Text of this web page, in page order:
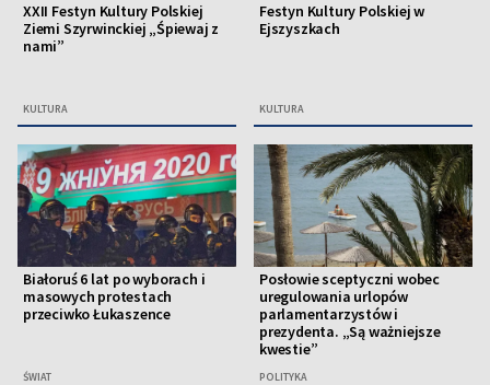
XXII Festyn Kultury Polskiej
Ziemi Szyrwinckiej „Śpiewaj z
nami”
KULTURA
Festyn Kultury Polskiej w
Ejszyszkach
KULTURA
Białoruś 6 lat po wyborach i
masowych protestach
przeciwko Łukaszence
ŚWIAT
Posłowie sceptyczni wobec
uregulowania urlopów
parlamentarzystów i
prezydenta. „Są ważniejsze
kwestie”
POLITYKA